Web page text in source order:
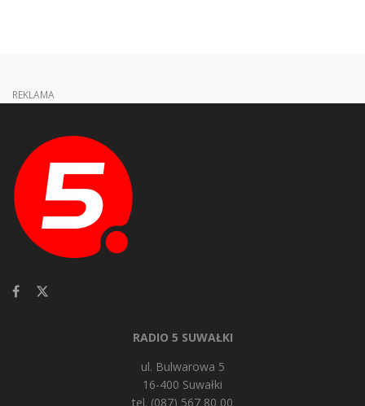
REKLAMA
RADIO 5 SUWAŁKI
ul. Bulwarowa 5
16-400 Suwałki
tel. (087) 567 80 00